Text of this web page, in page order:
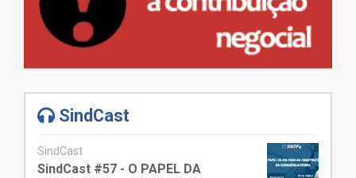
SindCast
SindCast
SindCast #57 - O PAPEL DA